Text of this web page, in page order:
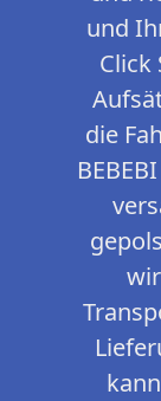
und
Click
die